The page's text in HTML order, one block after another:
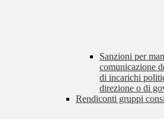
Sanzioni per
comunicazione
di incarichi
direzione o di
Rendiconti gruppi